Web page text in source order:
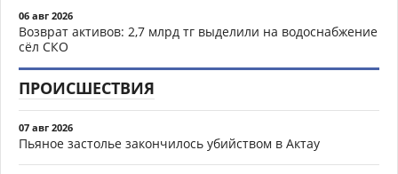
06 авг 2026
Возврат активов: 2,7 млрд тг выделили на водоснабжение
сёл СКО
ПРОИСШЕСТВИЯ
07 авг 2026
Пьяное застолье закончилось убийством в Актау